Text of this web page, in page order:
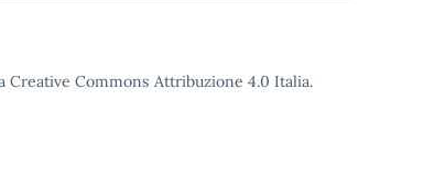
Creative Commons Attribuzione 4.0 Italia.